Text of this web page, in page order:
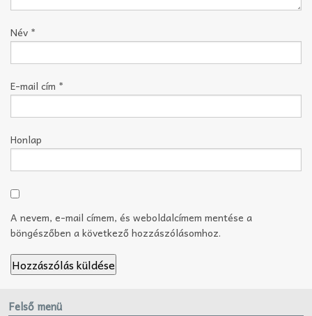
Név *
E-mail cím *
Honlap
A nevem, e-mail címem, és weboldalcímem mentése a
böngészőben a következő hozzászólásomhoz.
Felső menü